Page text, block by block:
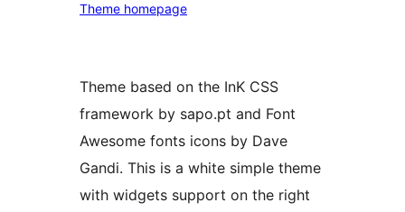
Theme homepage
Theme based on the InK CSS
framework by sapo.pt and Font
Awesome fonts icons by Dave
Gandi. This is a white simple theme
with widgets support on the right